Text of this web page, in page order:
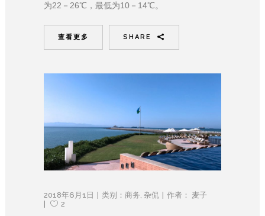
为22－26℃，最低为10－14℃。
查看更多 SHARE
2018年6月1日 类别： 商务 杂侃 作者： 麦子
2